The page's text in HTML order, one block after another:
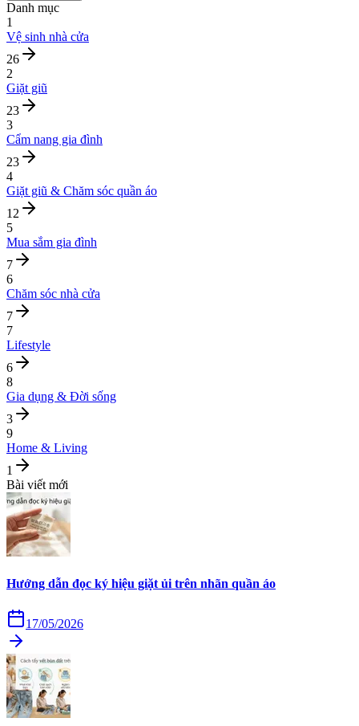
Danh mục
1
Vệ sinh nhà cửa
26
2
Giặt giũ
23
3
Cẩm nang gia đình
23
4
Giặt giũ & Chăm sóc quần áo
12
5
Mua sắm gia đình
7
6
Chăm sóc nhà cửa
7
7
Lifestyle
6
8
Gia dụng & Đời sống
3
9
Home & Living
1
Bài viết mới
Hướng dẫn đọc ký hiệu giặt ủi trên nhãn quần áo
17/05/2026